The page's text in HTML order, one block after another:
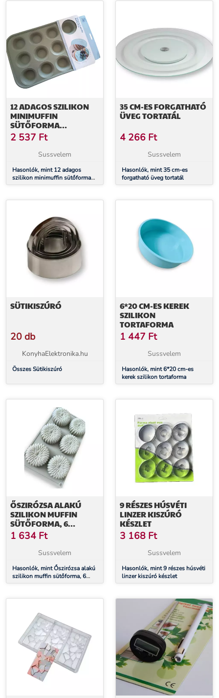
12 ADAGOS SZILIKON
MINIMUFFIN
SÜTŐFORMA
MEREVÍTETT
2 537 Ft
Sussvelem
Hasonlók, mint 12 adagos
szilikon minimuffin sütőforma
merevített
35 CM-ES FORGATHATÓ
ÜVEG TORTATÁL
4 266 Ft
Sussvelem
Hasonlók, mint 35 cm-es
forgatható üveg tortatál
SÜTIKISZÚRÓ
20 db
KonyhaElektronika.hu
Összes Sütikiszúró
6*20 CM-ES KEREK
SZILIKON
TORTAFORMA
1 447 Ft
Sussvelem
Hasonlók, mint 6*20 cm-es
kerek szilikon tortaforma
ŐSZIRÓZSA ALAKÚ
SZILIKON MUFFIN
SÜTŐFORMA, 6
ADAGOS
1 634 Ft
Sussvelem
Hasonlók, mint Őszirózsa alakú
szilikon muffin sütőforma, 6
adagos
9 RÉSZES HÚSVÉTI
LINZER KISZÚRÓ
KÉSZLET
3 168 Ft
Sussvelem
Hasonlók, mint 9 részes húsvéti
linzer kiszúró készlet